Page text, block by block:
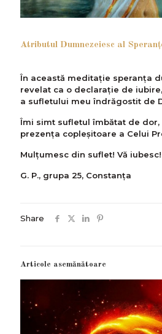
Atributul Dumnezeiesc al
În această meditaţie speranța
revelat ca o declarație de
a sufletului meu îndrăgostit de
Îmi simt sufletul îmbătat de
prezența copleşitoare a Celui
Mulţumesc din suflet! Vă iubesc!
G. P., grupa 25, Constanța
Share
Articole asemănătoare